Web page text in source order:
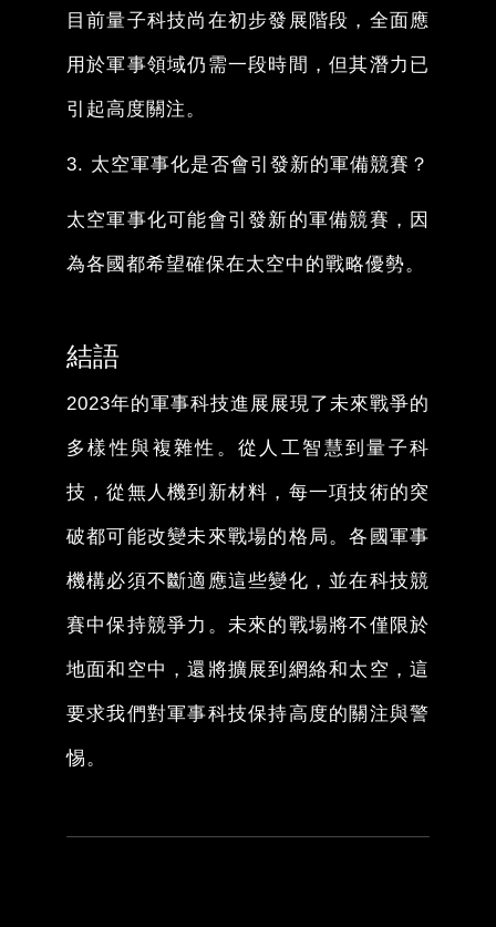
目前量子科技尚在初步發展階段，全面應
用於軍事領域仍需一段時間，但其潛力已
引起高度關注。
3. 太空軍事化是否會引發新的軍備競賽？
太空軍事化可能會引發新的軍備競賽，因
為各國都希望確保在太空中的戰略優勢。
結語
2023年的軍事科技進展展現了未來戰爭的
多樣性與複雜性。從人工智慧到量子科
技，從無人機到新材料，每一項技術的突
破都可能改變未來戰場的格局。各國軍事
機構必須不斷適應這些變化，並在科技競
賽中保持競爭力。未來的戰場將不僅限於
地面和空中，還將擴展到網絡和太空，這
要求我們對軍事科技保持高度的關注與警
惕。